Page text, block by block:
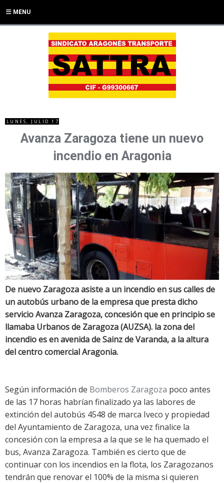
MENU
LUNES, JULIO 17
Avanza Zaragoza tiene un nuevo
incendio en Aragonia
De nuevo Zaragoza asiste a un incendio en sus calles de
un autobús urbano de la empresa que presta dicho
servicio Avanza Zaragoza, concesión que en principio se
llamaba Urbanos de Zaragoza (AUZSA). la zona del
incendio es en avenida de Sainz de Varanda, a la altura
del centro comercial Aragonia.
Según información de Bomberos Zaragoza poco antes
de las 17 horas habrían finalizado ya las labores de
extinción del autobús 4548 de marca Iveco y propiedad
del Ayuntamiento de Zaragoza, una vez finalice la
concesión con la empresa a la que se le ha quemado el
bus, Avanza Zaragoza. También es cierto que de
continuar con los incendios en la flota, los Zaragozanos
tendrán que renovar el 100% de la misma si quieren